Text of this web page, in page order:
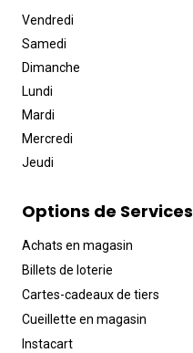
Vendredi
Samedi
Dimanche
Lundi
Mardi
Mercredi
Jeudi
Options de Services
Achats en magasin
Billets de loterie
Cartes-cadeaux de tiers
Cueillette en magasin
Instacart